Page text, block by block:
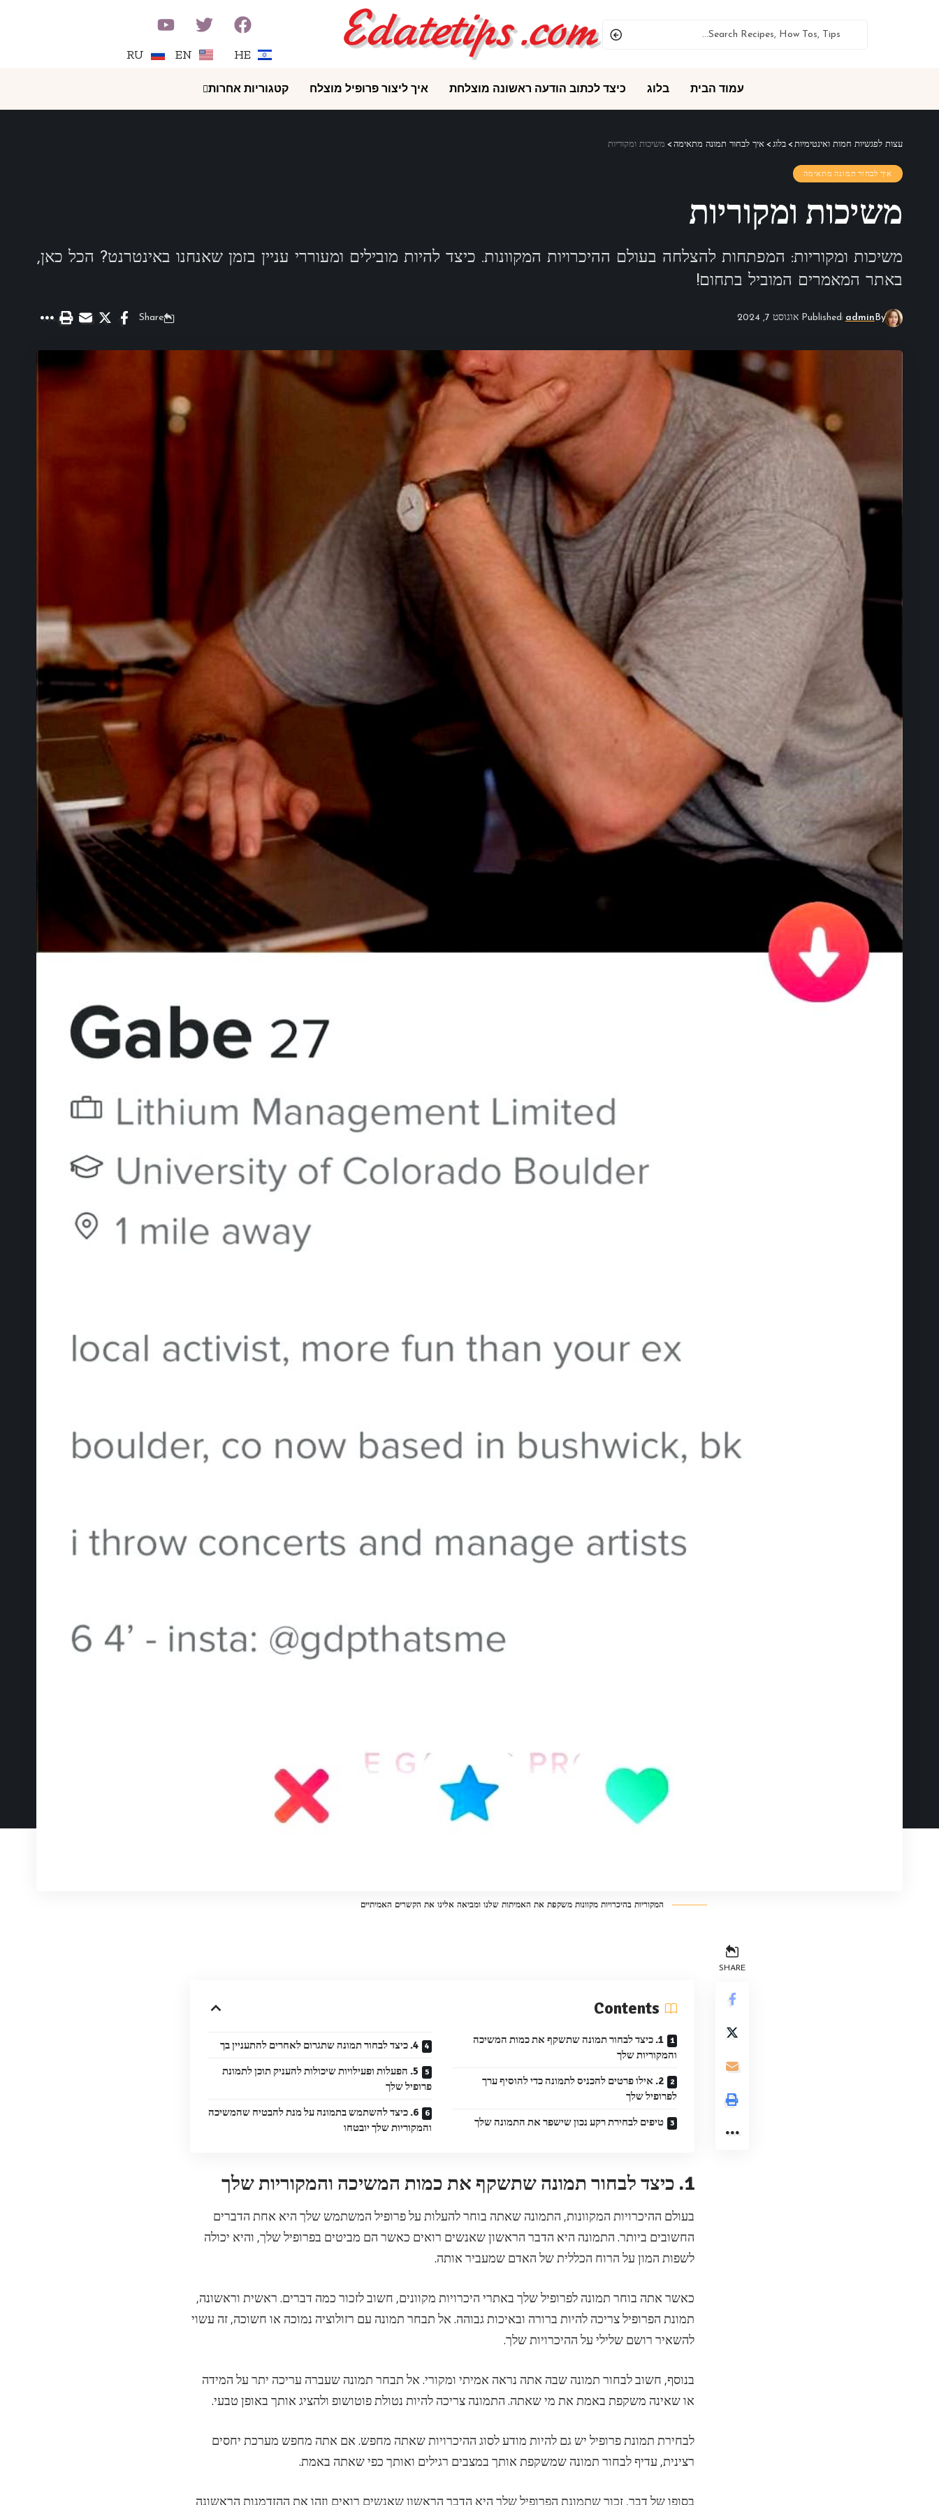
HE
EN
RU
עמוד הבית בלוג כיצד לכתוב הודעה ראשונה מוצלחת איך ליצור פרופיל מוצלח קטגוריות אחרות
עצות לפגשיות חמות ואינטימיות > בלוג > איך לבחור תמונה מתאימה > משיכות ומקוריות
איך לבחור תמונה מתאימה
משיכות ומקוריות
משיכות ומקוריות: המפתחות להצלחה בעולם ההיכרויות המקוונות. כיצד להיות מובילים ומעוררי עניין בזמן שאנחנו באינטרנט? הכל כאן,
באתר המאמרים המוביל בתחום!
By
admin Published אוגוסט 7, 2024 Share
המקוריות בהיכרויות מקוונות משקפת את האמיתות שלנו ומביאה אלינו את הקשרים האמיתיים
SHARE
Contents
1. כיצד לבחור תמונה שתשקף את כמות המשיכה
והמקוריות שלך
2. אילו פרטים להכניס לתמונה כדי להוסיף ערך
לפרופיל שלך
טיפים לבחירת רקע נכון שישפר את התמונה שלך
4. כיצד לבחור תמונה שתגרום לאחרים להתעניין בך
5. הפעלות ופעילויות שיכולות להעניק תוכן לתמונת
פרופיל שלך
6. כיצד להשתמש בתמונה על מנת להבטיח שהמשיכה
והמקוריות שלך יובטחו
1. כיצד לבחור תמונה שתשקף את כמות המשיכה והמקוריות שלך
בעולם ההיכרויות המקוונות, התמונה שאתה בוחר להעלות על פרופיל המשתמש שלך היא אחת הדברים
החשובים ביותר. התמונה היא הדבר הראשון שאנשים רואים כאשר הם מביטים בפרופיל שלך, והיא יכולה
לשפות המון על הרוח הכללית של האדם שמעביר אותה.
כאשר אתה בוחר תמונה לפרופיל שלך באתרי היכרויות מקוונים, חשוב לזכור כמה דברים. ראשית וראשונה,
תמונת הפרופיל צריכה להיות ברורה ובאיכות גבוהה. אל תבחר תמונה עם רזולוציה נמוכה או חשוכה, זה עשוי
להשאיר רושם שלילי על ההיכרויות שלך.
בנוסף, חשוב לבחור תמונה שבה אתה נראה אמיתי ומקורי. אל תבחר תמונה שעברה עריכה יתר על המידה
או שאינה משקפת באמת את מי שאתה. התמונה צריכה להיות נטולת פוטושופ ולהציג אותך באופן טבעי.
לבחירת תמונת פרופיל יש גם להיות מודע לסוג ההיכרויות שאתה מחפש. אם אתה מחפש מערכת יחסים
רצינית, עדיף לבחור תמונה שמשקפת אותך במצבים רגילים ואותך כפי שאתה באמת.
בסופו של דבר, זכור שתמונת הפרופיל שלך היא הדבר הראשון שאנשים רואים וזהו את ההזדמנות הראשונה